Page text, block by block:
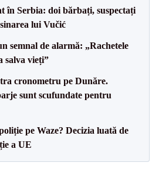
în Serbia: doi bărbați, suspectați
lui Vučić
semnal de alarmă: „Rachetele
salva vieți”
cronometru pe Dunăre.
sunt scufundate pentru
pe Waze? Decizia luată de
a UE